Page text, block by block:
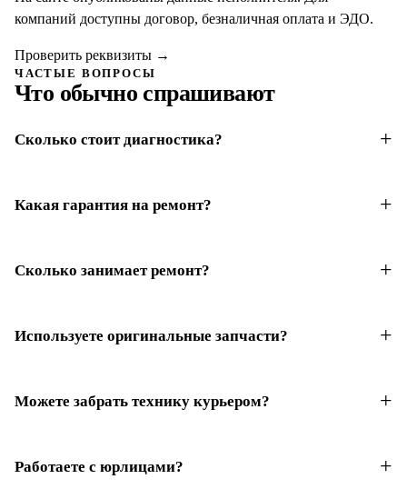
компаний доступны договор, безналичная оплата и ЭДО.
Проверить реквизиты →
ЧАСТЫЕ ВОПРОСЫ
Что обычно спрашивают
Сколько стоит диагностика?
Какая гарантия на ремонт?
Сколько занимает ремонт?
Используете оригинальные запчасти?
Можете забрать технику курьером?
Работаете с юрлицами?